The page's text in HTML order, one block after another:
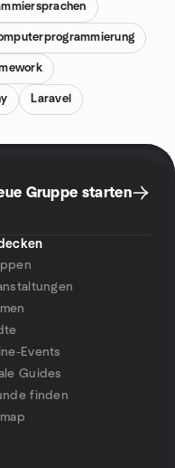
Laravel
Gruppe starten
Events
Guides
finden